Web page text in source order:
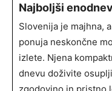
Najboljši
Slovenija je majhna,
ponuja neskončne
izlete. Njena
dnevu doživite